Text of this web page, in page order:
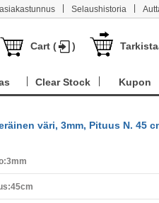
Selaushistoria
Cart ( )
Clear Stock Kupon
väri, 3mm, Pituus N. 45
3mm
45cm